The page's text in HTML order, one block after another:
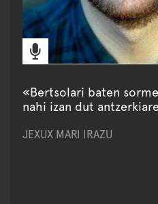
«Bertsolari baten
nahi izan dut
JEXUX MARI IRAZU